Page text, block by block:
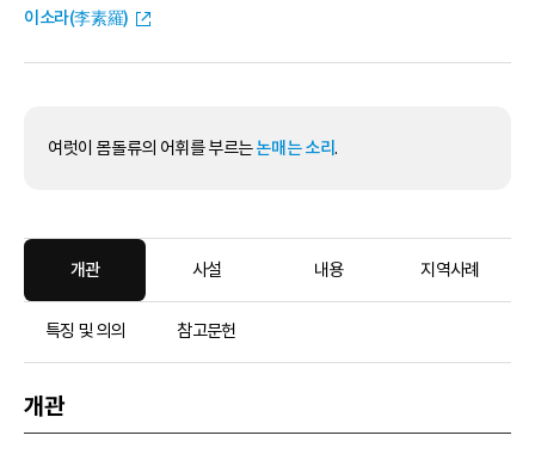
이소라(李素羅)
여럿이 몸돌류의 어휘를 부르는논매는 소리.
개관 사설 내용 지역사례
특징 및 의의 참고문헌
개관